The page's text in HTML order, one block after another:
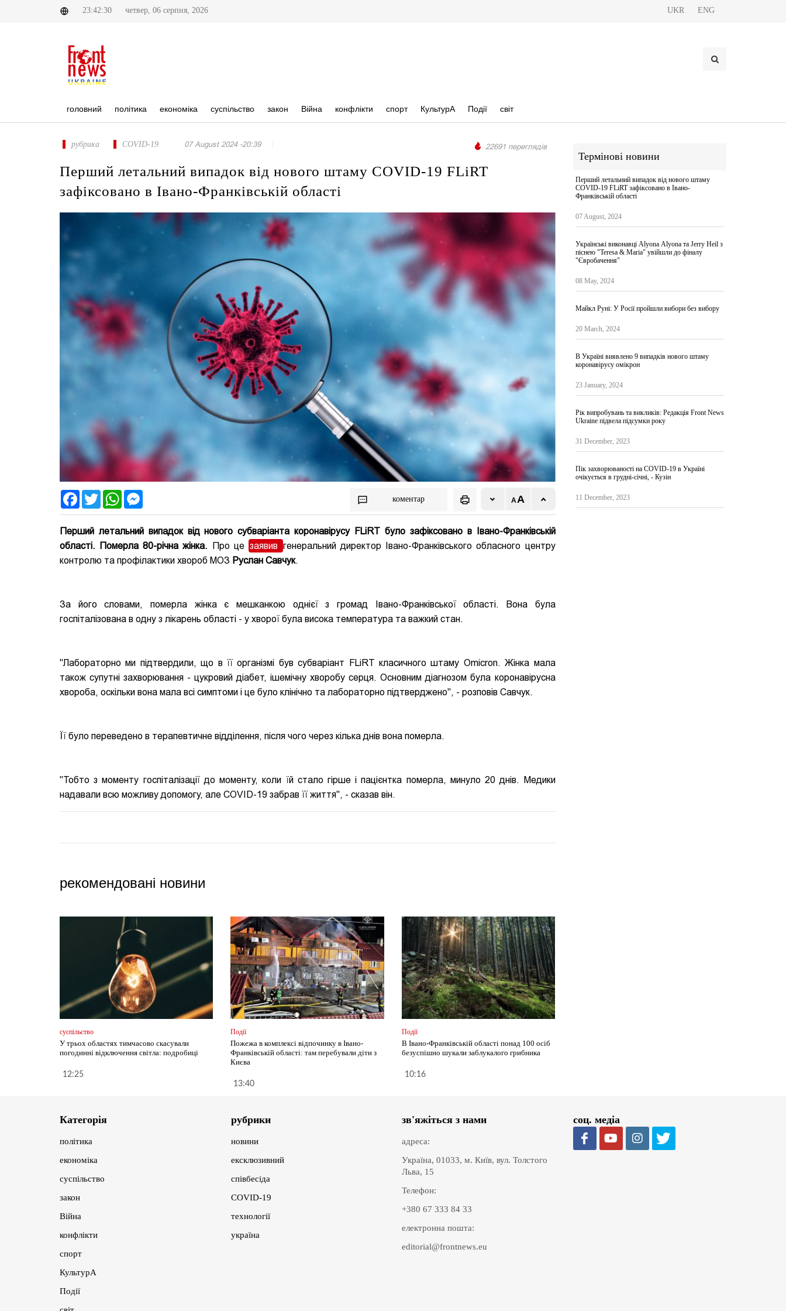
23:42:30 четвер, 06 серпня, 2026 UKR ENG
головний політика економіка суспільство закон Війна конфлікти спорт КультурА Події світ
рубрика COVID-19 07 August 2024 -20:39 22691 переглядів
Перший летальний випадок від нового штаму COVID-19 FLiRT
зафіксовано в Івано-Франківській області
FacebookTwitter WhatsApp коментар
Перший летальний випадок від нового субваріанта коронавірусу FLiRT було зафіксовано в Івано-Франківській
області. Померла 80-річна жінка. Про це заявив генеральний директор Івано-Франківського обласного центру
контролю та профілактики хвороб МОЗ Руслан Савчук.
За його словами, померла жінка є мешканкою однієї з громад Івано-Франківської області. Вона була
госпіталізована в одну з лікарень області - у хворої була висока температура та важкий стан.
"Лабораторно ми підтвердили, що в її організмі був субваріант FLiRT класичного штаму Omicron. Жінка мала
також супутні захворювання - цукровий діабет, ішемічну хворобу серця. Основним діагнозом була коронавірусна
хвороба, оскільки вона мала всі симптоми і це було клінічно та лабораторно підтверджено", - розповів Савчук.
Її було переведено в терапевтичне відділення, після чого через кілька днів вона померла.
"Тобто з моменту госпіталізації до моменту, коли їй стало гірше і пацієнтка померла, минуло 20 днів. Медики
надавали всю можливу допомогу, але COVID-19 забрав її життя", - сказав він.
рекомендовані новини
суспільство
У трьох областях тимчасово скасували
погодинні відключення світла: подробиці
12:25
Події
Пожежа в комплексі відпочинку в Івано-
Франківській області: там перебували діти з
Києва
13:40
Події
В Івано-Франківській області понад 100 осіб
безуспішно шукали заблукалого грибника
10:16
Термінові новини
Перший летальний випадок від нового штаму
COVID-19 FLiRT зафіксовано в Івано-
Франківській області
07 August, 2024
Українські виконавці Alyona Аlyona та Jerry Heil з
піснею "Teresa & Maria" увійшли до фіналу
"Євробачення"
08 May, 2024
Майкл Руні: У Росії пройшли вибори без вибору
20 March, 2024
В Україні виявлено 9 випадків нового штаму
коронавірусу омікрон
23 January, 2024
Рік випробувань та викликів: Редакція Front News
Ukraine підвела підсумки року
31 December, 2023
Пік захворюваності на COVID-19 в Україні
очікується в грудні-січні, - Кузін
11 December, 2023
Категорія
політика
економіка
суспільство
закон
Війна
конфлікти
спорт
КультурА
Події
рубрики
новини
ексклюзивний
співбесіда
COVID-19
технології
україна
зв'яжіться з нами
адреса:
Україна, 01033, м. Київ, вул. Толстого
Льва, 15
Телефон:
+380 67 333 84 33
електронна пошта:
editorial@frontnews.eu
соц. медіа